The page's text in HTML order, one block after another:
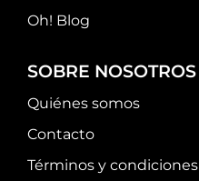
Oh! Blog
SOBRE NOSOTROS
Quiénes somos
Contacto
Términos y condiciones